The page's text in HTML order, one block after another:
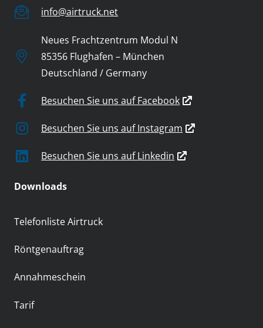
info@airtruck.net
Neues Frachtzentrum Modul N
85356 Flughafen – München
Deutschland / Germany
Besuchen Sie uns auf Facebook
Besuchen Sie uns auf Instagram
Besuchen Sie uns auf Linkedin
Downloads
Telefonliste Airtruck
Röntgenauftrag
Annahmeschein
Tarif